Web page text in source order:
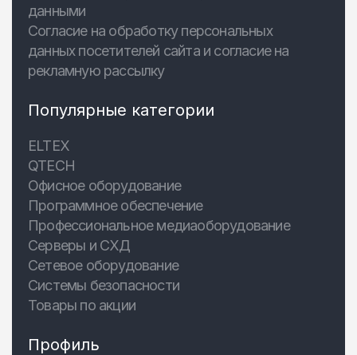
данными
Согласие на обработку персональных
данных посетителей сайта и согласие на
рекламную рассылку
Популярные категории
ELTEX
QTECH
Офисное оборудование
Программное обеспечение
Профессиональное медиаоборудование
Серверы и СХД
Сетевое оборудование
Системы безопасности
Товары по акции
Профиль